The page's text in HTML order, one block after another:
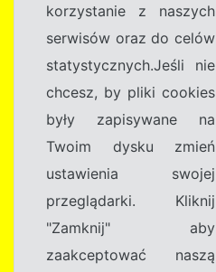
korzystanie z naszych
serwisów oraz do celów
statystycznych.Jeśli nie
chcesz, by pliki cookies
były zapisywane na
Twoim dysku zmień
ustawienia swojej
przeglądarki. Kliknij
"Zamknij" aby
zaakceptować naszą